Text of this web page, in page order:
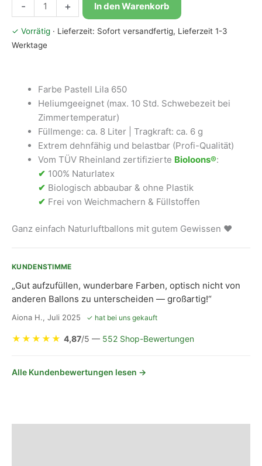
-
Luftballon
25cm
Pastell
+ In den Warenkorb
✓ Vorrätig · Lieferzeit: Sofort versandfertig, Lieferzeit 1-3
Werktage
Farbe Pastell Lila 650
Heliumgeeignet (max. 10 Std. Schwebezeit bei
Zimmertemperatur)
Füllmenge: ca. 8 Liter | Tragkraft: ca. 6 g
Extrem dehnfähig und belastbar (Profi-Qualität)
Vom TÜV Rheinland zertifizierte Bioloons®:
✔ 100% Naturlatex
✔ Biologisch abbaubar & ohne Plastik
✔ Frei von Weichmachern & Füllstoffen
Ganz einfach Naturluftballons mit gutem Gewissen ❤
KUNDENSTIMME
„Gut aufzufüllen, wunderbare Farben, optisch nicht von
anderen Ballons zu unterscheiden — großartig!“
Aiona H., Juli 2025 ✓ hat bei uns gekauft
★ ★ ★ ★ ★ 4,87/5 — 552 Shop-Bewertungen
Alle Kundenbewertungen lesen →